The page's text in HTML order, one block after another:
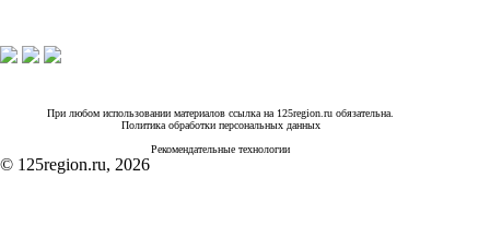
При любом использовании материалов ссылка на 125region.ru обязательна.
Политика обработки персональных данных
Рекомендательные технологии
© 125region.ru, 2026